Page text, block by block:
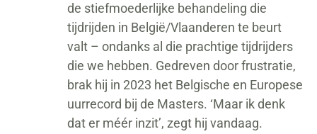
de stiefmoederlijke behandeling die
tijdrijden in België/Vlaanderen te beurt
valt – ondanks al die prachtige tijdrijders
die we hebben. Gedreven door frustratie,
brak hij in 2023 het Belgische en Europese
uurrecord bij de Masters. ‘Maar ik denk
dat er méér inzit’, zegt hij vandaag.